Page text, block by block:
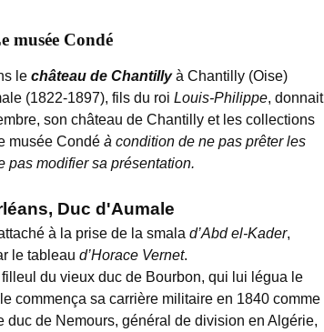
musée Condé
le château de Chantillyà Chantilly (Oise)
(1822-1897), fils du roi Louis-Philippe, donnait
son château de Chantilly et les collections
musée Condé à condition de ne pas prêter les
pas modifier sa présentation.
Duc d'Aumale
à la prise de la smala d’Abd el-Kader,
le tableau d’Horace Vernet.
filleul du vieux duc de Bourbon, qui lui légua le
commença sa carrière militaire en 1840 comme
duc de Nemours, général de division en Algérie,